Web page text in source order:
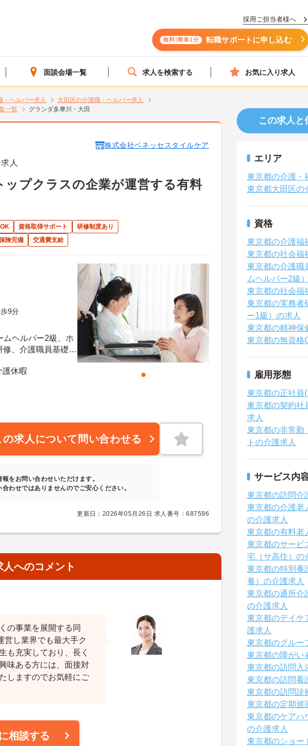
採用ご担当者様へ
無料!簡単1分 転職サポートに申し込む
面談会場一覧 求人を検索する お気に入り求人
・ヘルパー求人
大田区の介護職・ヘルパー求人
一覧
グランダ多摩川・大田
株式会社ベネッセスタイルケア
人
ップクラスの企業が運営する有料
資格取得サポート
研修制度あり
険完備 交通費支給
9分
ムヘルパー2級、ホ
、介護職員基礎研
護休暇
の求人について問い合わせる
報をお問い合わせいただけます。
わせではありませんのでご安心ください。
更新日：2026年05月26日 求人番号：687596
人へのコメント
の事業を展開する同
営し業界でも最大手ク
も充実しており、長く
味ある方には、面接対
しますのでお気軽にご
相談する
この求人と
エリア
東京都の介護・
東京都大田区の
資格
東京都の介護福
東京都の社会福
東京都の介護職
ムヘルパー2級
東京都の社会福
東京都の実務者
ー1級）の求人
東京都の精神保
東京都の無資格
雇用形態
東京都の正社員
東京都の契約社
求人
東京都の非常勤
トの介護求人
サービス内
東京都の訪問介
東京都の介護老
の介護求人
東京都の有料老
東京都のサービ
宅（サ高住）の
東京都の特別養
養）の介護求人
東京都の通所介
の介護求人
東京都のデイケ
護求人
東京都のグルー
東京都の障がい
東京都の訪問入
東京都の訪問看
東京都の訪問診
東京都の定期巡
東京都のケアハ
の介護求人
東京都のショー